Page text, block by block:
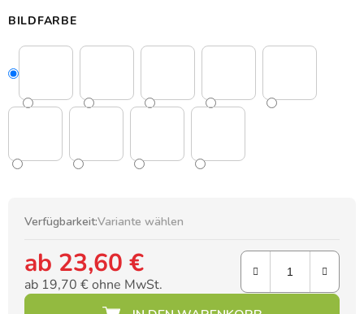
BILDFARBE
Verfügbarkeit:Variante wählen
ab 23,60 €
ab 19,70 €ohne MwSt.
Verkaufspreis: